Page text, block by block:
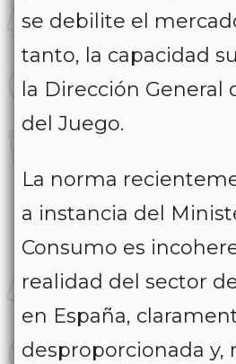
se debilite el
tanto, la capacidad
la Dirección General
del Juego.
La norma
a instancia del
Consumo es
realidad del sector
en España,
desproporcionada y,